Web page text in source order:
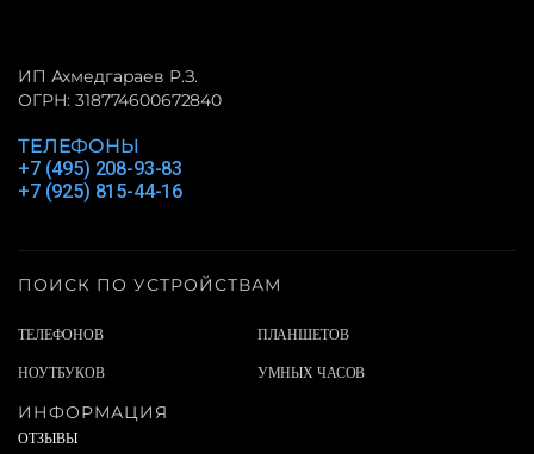
ИП Ахмедгараев Р.З.
ОГРН: 318774600672840
ТЕЛЕФОНЫ
+7 (495) 208-93-83
+7 (925) 815-44-16
ПОИСК ПО УСТРОЙСТВАМ
ТЕЛЕФОНОВ ПЛАНШЕТОВ
НОУТБУКОВ УМНЫХ ЧАСОВ
ИНФОРМАЦИЯ
ОТЗЫВЫ